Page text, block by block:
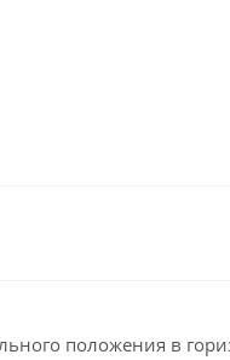
положения в